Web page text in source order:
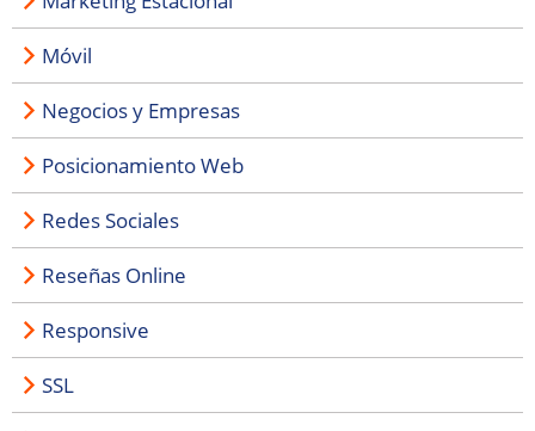
Móvil
Negocios y Empresas
Posicionamiento Web
Redes Sociales
Reseñas Online
Responsive
SSL